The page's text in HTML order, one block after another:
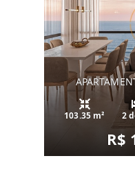
103.35 m² 2
R$